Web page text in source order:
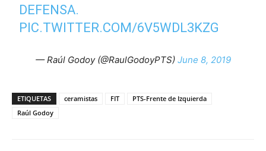
DEFENSA.
PIC.TWITTER.COM/6V5WDL3KZG
— Raúl Godoy (@RaulGodoyPTS) June 8, 2019
ETIQUETAS ceramistas FIT
PTS-Frente de Izquierda
Raúl Godoy